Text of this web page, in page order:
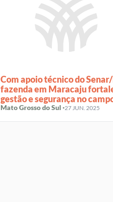
Com apoio técnico do
fazenda em Maracaju
gestão e segurança no
Mato Grosso do Sul ·27 JUN. 2025